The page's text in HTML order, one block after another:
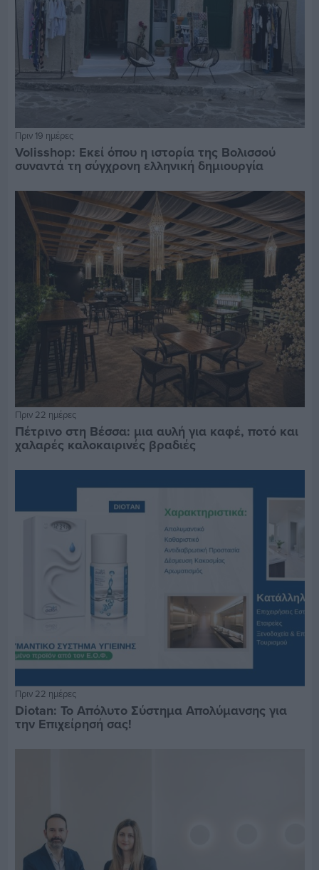
Πριν 19 ημέρες
Volisshop: Εκεί όπου η ιστορία της Βολισσού
συναντά τη σύγχρονη ελληνική δημιουργία
Πριν 22 ημέρες
Πέτρινο στη Βέσσα: μια αυλή για καφέ, ποτό και
χαλαρές καλοκαιρινές βραδιές
Πριν 22 ημέρες
Diotan: Το Απόλυτο Σύστημα Απολύμανσης για
την Επιχείρησή σας!